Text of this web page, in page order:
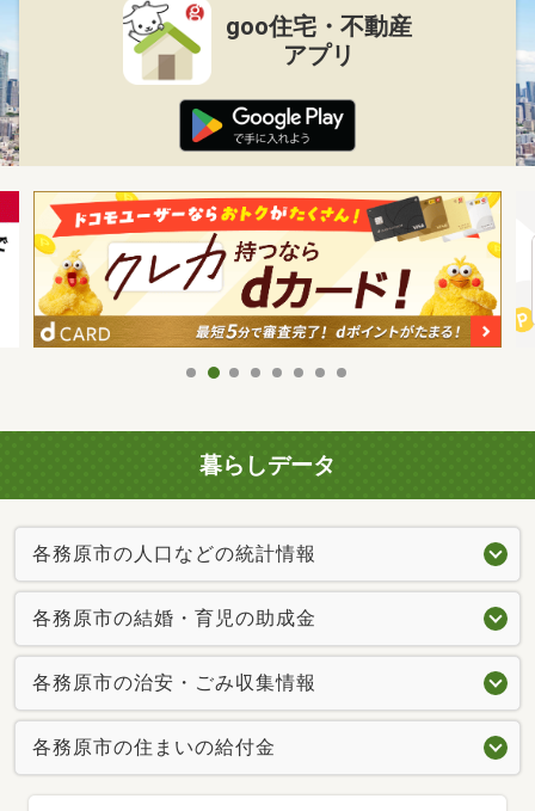
goo住宅・不動産
アプリ
暮らしデータ
各務原市の人口などの統計情報
各務原市の結婚・育児の助成金
各務原市の治安・ごみ収集情報
各務原市の住まいの給付金